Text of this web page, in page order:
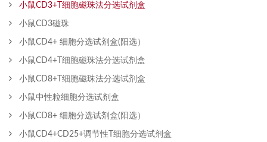
小鼠CD3+T细胞磁珠法分选试剂盒
小鼠CD3磁珠
小鼠CD4+ 细胞分选试剂盒(阳选）
小鼠CD4+T细胞磁珠法分选试剂盒
小鼠CD8+T细胞磁珠法分选试剂盒
小鼠中性粒细胞分选试剂盒
小鼠CD8+ 细胞分选试剂盒(阳选）
小鼠CD4+CD25+调节性T细胞分选试剂盒